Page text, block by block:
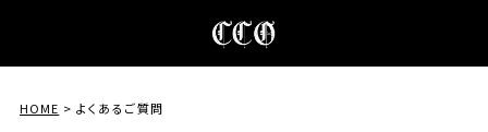
HOME よくあるご質問